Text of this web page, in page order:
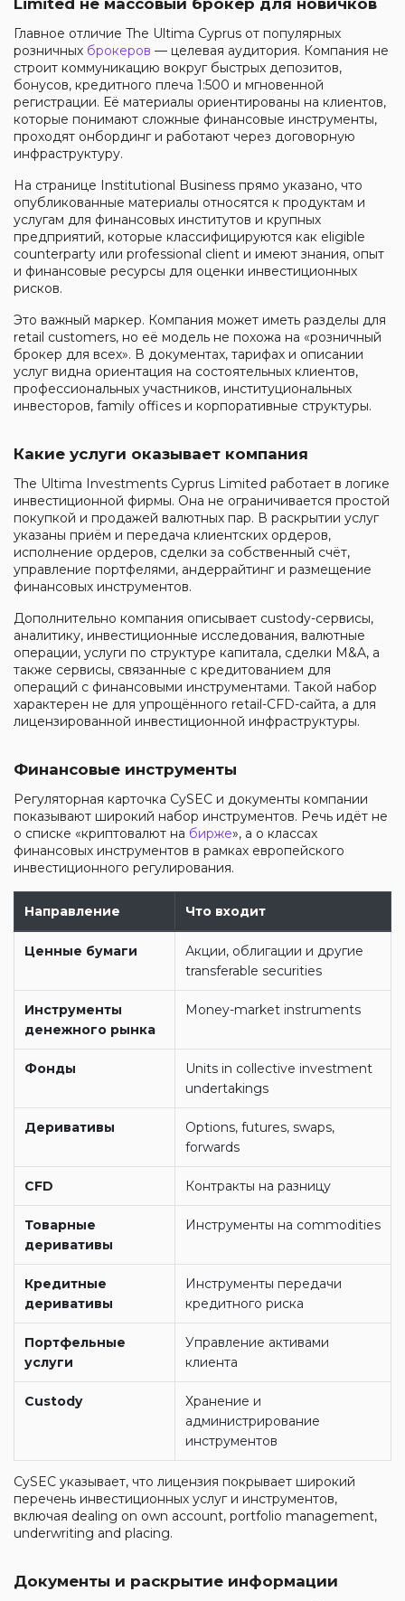
Главное отличие The Ultima Cyprus от популярных
розничных брокеров — целевая аудитория. Компания не
строит коммуникацию вокруг быстрых депозитов,
бонусов, кредитного плеча 1:500 и мгновенной
регистрации. Её материалы ориентированы на клиентов,
которые понимают сложные финансовые инструменты,
проходят онбординг и работают через договорную
инфраструктуру.
На странице Institutional Business прямо указано, что
опубликованные материалы относятся к продуктам и
услугам для финансовых институтов и крупных
предприятий, которые классифицируются как eligible
counterparty или professional client и имеют знания, опыт
и финансовые ресурсы для оценки инвестиционных
рисков.
Это важный маркер. Компания может иметь разделы для
retail customers, но её модель не похожа на «розничный
брокер для всех». В документах, тарифах и описании
услуг видна ориентация на состоятельных клиентов,
профессиональных участников, институциональных
инвесторов, family offices и корпоративные структуры.
Какие услуги оказывает компания
The Ultima Investments Cyprus Limited работает в логике
инвестиционной фирмы. Она не ограничивается простой
покупкой и продажей валютных пар. В раскрытии услуг
указаны приём и передача клиентских ордеров,
исполнение ордеров, сделки за собственный счёт,
управление портфелями, андеррайтинг и размещение
финансовых инструментов.
Дополнительно компания описывает custody-сервисы,
аналитику, инвестиционные исследования, валютные
операции, услуги по структуре капитала, сделки M&A, а
также сервисы, связанные с кредитованием для
операций с финансовыми инструментами. Такой набор
характерен не для упрощённого retail-CFD-сайта, а для
лицензированной инвестиционной инфраструктуры.
Финансовые инструменты
Регуляторная карточка CySEC и документы компании
показывают широкий набор инструментов. Речь идёт не
о списке «криптовалют на бирже», а о классах
финансовых инструментов в рамках европейского
инвестиционного регулирования.
Направление Что входит
Ценные бумаги
Акции, облигации и другие
transferable securities
Инструменты
денежного рынка
Money-market instruments
Фонды
Units in collective investment
undertakings
Деривативы
Options, futures, swaps,
forwards
CFD Контракты на разницу
Товарные
деривативы
Инструменты на commodities
Кредитные
деривативы
Инструменты передачи
кредитного риска
Портфельные
услуги
Управление активами
клиента
Custody
Хранение и
администрирование
инструментов
CySEC указывает, что лицензия покрывает широкий
перечень инвестиционных услуг и инструментов,
включая dealing on own account, portfolio management,
underwriting and placing.
Документы и раскрытие информации